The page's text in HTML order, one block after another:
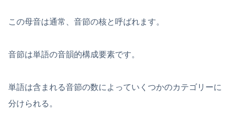
この母音は通常、音節の核と呼ばれます。
音節は単語の音韻的構成要素です。
単語は含まれる音節の数によっていくつかのカテゴリーに
分けられる。